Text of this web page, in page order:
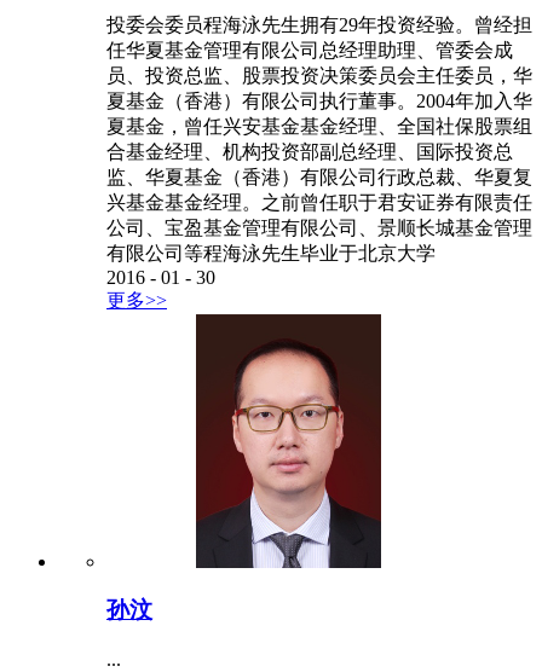
投委会委员程海泳先生拥有29年投资经验。曾经担
任华夏基金管理有限公司总经理助理、管委会成
员、投资总监、股票投资决策委员会主任委员，华
夏基金（香港）有限公司执行董事。2004年加入华
夏基金，曾任兴安基金基金经理、全国社保股票组
合基金经理、机构投资部副总经理、国际投资总
监、华夏基金（香港）有限公司行政总裁、华夏复
兴基金基金经理。之前曾任职于君安证券有限责任
公司、宝盈基金管理有限公司、景顺长城基金管理
有限公司等程海泳先生毕业于北京大学
2016 - 01 - 30
更多>>
孙汶
...